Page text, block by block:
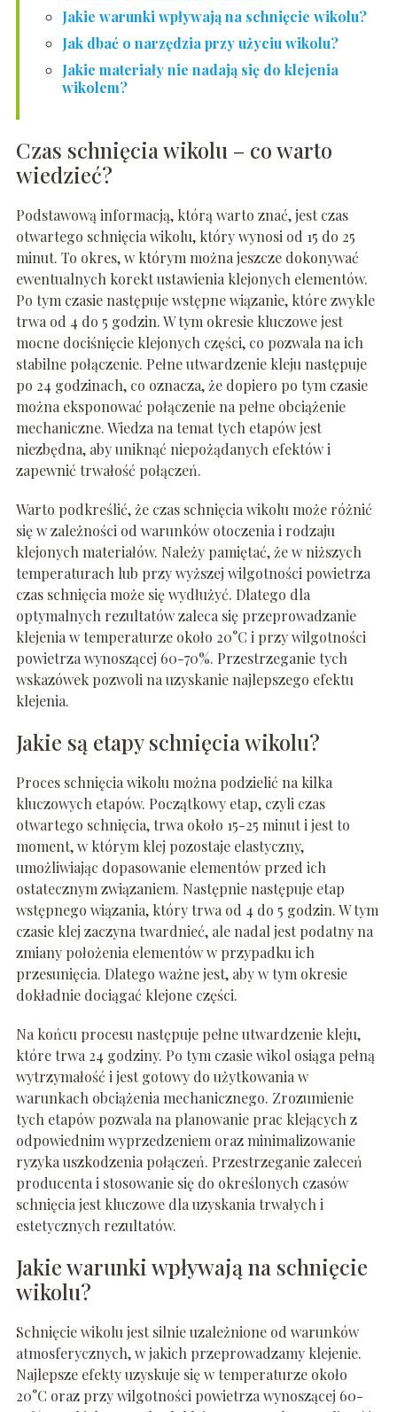
Jakie warunki wpływają na schnięcie wikolu?
Jak dbać o narzędzia przy użyciu wikolu?
Jakie materiały nie nadają się do klejenia
wikolem?
Czas schnięcia wikolu – co warto
wiedzieć?
Podstawową informacją, którą warto znać, jest czas
otwartego schnięcia wikolu, który wynosi od 15 do 25
minut. To okres, w którym można jeszcze dokonywać
ewentualnych korekt ustawienia klejonych elementów.
Po tym czasie następuje wstępne wiązanie, które zwykle
trwa od 4 do 5 godzin. W tym okresie kluczowe jest
mocne dociśnięcie klejonych części, co pozwala na ich
stabilne połączenie. Pełne utwardzenie kleju następuje
po 24 godzinach, co oznacza, że dopiero po tym czasie
można eksponować połączenie na pełne obciążenie
mechaniczne. Wiedza na temat tych etapów jest
niezbędna, aby uniknąć niepożądanych efektów i
zapewnić trwałość połączeń.
Warto podkreślić, że czas schnięcia wikolu może różnić
się w zależności od warunków otoczenia i rodzaju
klejonych materiałów. Należy pamiętać, że w niższych
temperaturach lub przy wyższej wilgotności powietrza
czas schnięcia może się wydłużyć. Dlatego dla
optymalnych rezultatów zaleca się przeprowadzanie
klejenia w temperaturze około 20°C i przy wilgotności
powietrza wynoszącej 60-70%. Przestrzeganie tych
wskazówek pozwoli na uzyskanie najlepszego efektu
klejenia.
Jakie są etapy schnięcia wikolu?
Proces schnięcia wikolu można podzielić na kilka
kluczowych etapów. Początkowy etap, czyli czas
otwartego schnięcia, trwa około 15-25 minut i jest to
moment, w którym klej pozostaje elastyczny,
umożliwiając dopasowanie elementów przed ich
ostatecznym związaniem. Następnie następuje etap
wstępnego wiązania, który trwa od 4 do 5 godzin. W tym
czasie klej zaczyna twardnieć, ale nadal jest podatny na
zmiany położenia elementów w przypadku ich
przesunięcia. Dlatego ważne jest, aby w tym okresie
dokładnie dociągać klejone części.
Na końcu procesu następuje pełne utwardzenie kleju,
które trwa 24 godziny. Po tym czasie wikol osiąga pełną
wytrzymałość i jest gotowy do użytkowania w
warunkach obciążenia mechanicznego. Zrozumienie
tych etapów pozwala na planowanie prac klejących z
odpowiednim wyprzedzeniem oraz minimalizowanie
ryzyka uszkodzenia połączeń. Przestrzeganie zaleceń
producenta i stosowanie się do określonych czasów
schnięcia jest kluczowe dla uzyskania trwałych i
estetycznych rezultatów.
Jakie warunki wpływają na schnięcie
wikolu?
Schnięcie wikolu jest silnie uzależnione od warunków
atmosferycznych, w jakich przeprowadzamy klejenie.
Najlepsze efekty uzyskuje się w temperaturze około
20°C oraz przy wilgotności powietrza wynoszącej 60-